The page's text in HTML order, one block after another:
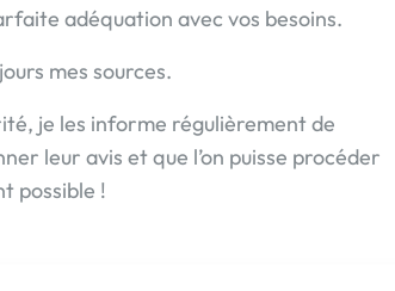
adéquation avec vos besoins.
mes sources.
je les informe régulièrement de
leur avis et que l’on puisse procéder
possible !